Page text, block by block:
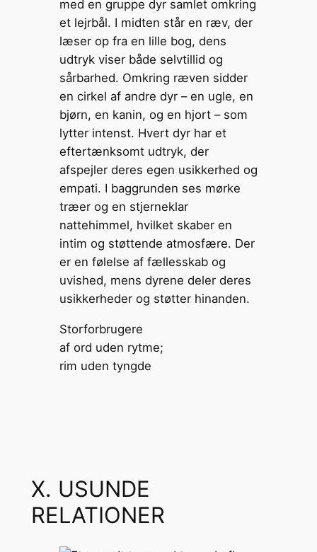
Storforbrugere
af ord uden rytme;
rim uden tyngde
X. USUNDE
RELATIONER